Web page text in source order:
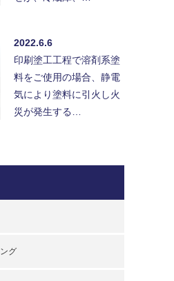
2022.6.6
印刷塗工工程で溶剤系塗
料をご使用の場合、静電
気により塗料に引火し火
災が発生する…
グ